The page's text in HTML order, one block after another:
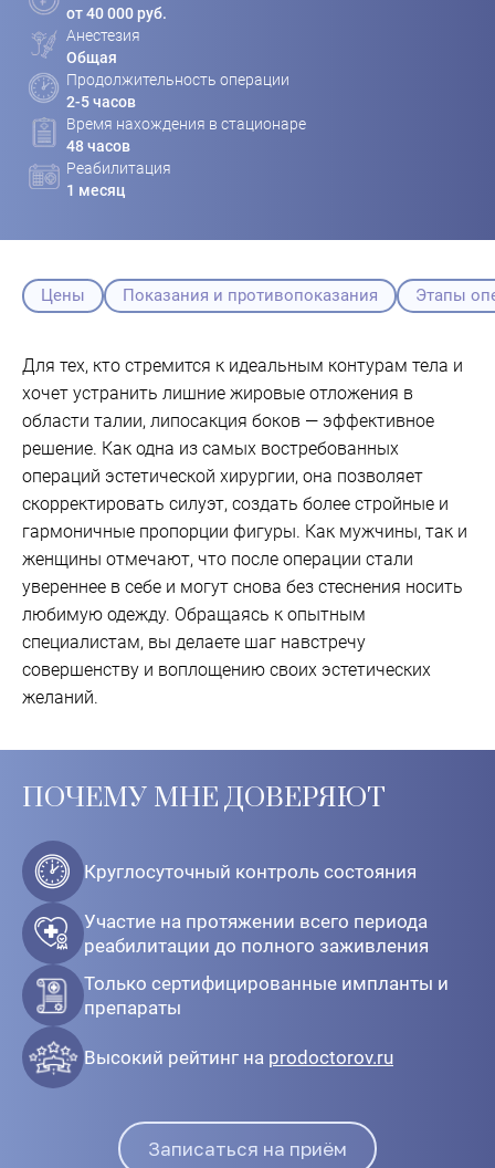
от 40 000 руб.
Анестезия
Общая
Продолжительность операции
2-5 часов
Время нахождения в стационаре
48 часов
Реабилитация
1 месяц
Цены Показания и противопоказания Этапы
Для тех, кто стремится к идеальным контурам тела и
хочет устранить лишние жировые отложения в
области талии, липосакция боков — эффективное
решение. Как одна из самых востребованных
операций эстетической хирургии, она позволяет
скорректировать силуэт, создать более стройные и
гармоничные пропорции фигуры. Как мужчины, так и
женщины отмечают, что после операции стали
увереннее в себе и могут снова без стеснения носить
любимую одежду. Обращаясь к опытным
специалистам, вы делаете шаг навстречу
совершенству и воплощению своих эстетических
желаний.
ПОЧЕМУ МНЕ ДОВЕРЯЮТ
Круглосуточный контроль состояния
Участие на протяжении всего периода
реабилитации до полного заживления
Только сертифицированные импланты и
препараты
Высокий рейтинг на prodoctorov.ru
Записаться на приём